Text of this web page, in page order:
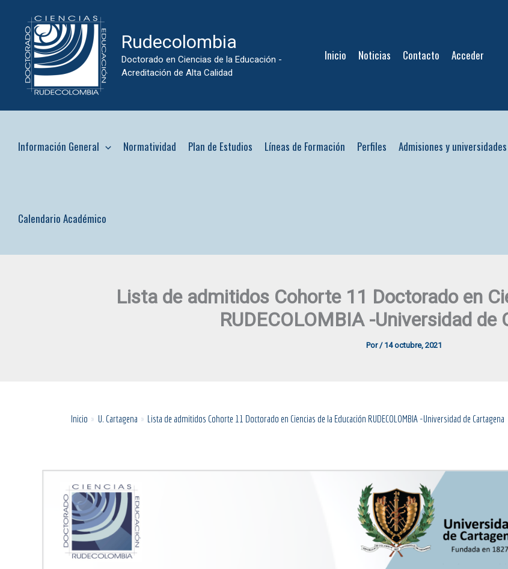
contenido
Rudecolombia
Doctorado en Ciencias de la Educación -
Acreditación de Alta Calidad
Inicio Noticias Contacto Acceder
Información General Normatividad Plan de Estudios Líneas de Formación Perfiles Admisiones y
Calendario Académico
Lista de admitidos Cohorte 11 Doctorado en
RUDECOLOMBIA -Universidad de
Por/ 14 octubre, 2021
Inicio U. Cartagena Lista de admitidos Cohorte 11 Doctorado en Ciencias de la Educación RUDECOLOMBIA -Universidad de Cartagena